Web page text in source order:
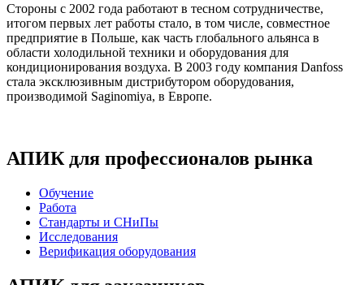
Стороны с 2002 года работают в тесном сотрудничестве,
итогом первых лет работы стало, в том числе, совместное
предприятие в Польше, как часть глобального альянса в
области холодильной техники и оборудования для
кондиционирования воздуха. В 2003 году компания Danfoss
стала эксклюзивным дистрибутором оборудования,
производимой Saginomiya, в Европе.
АПИК для профессионалов рынка
Обучение
Работа
Стандарты и СНиПы
Исследования
Верификация оборудования